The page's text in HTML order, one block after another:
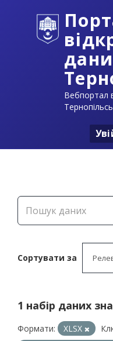
Вебпортал
Сортувати за
1 набір даних
Формати: XLSX